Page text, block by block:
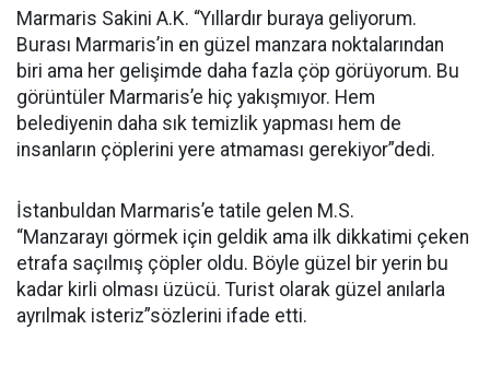
Marmaris Sakini A.K. “Yıllardır buraya geliyorum.
Burası Marmaris’in en güzel manzara noktalarından
biri ama her gelişimde daha fazla çöp görüyorum. Bu
görüntüler Marmaris’e hiç yakışmıyor. Hem
belediyenin daha sık temizlik yapması hem de
insanların çöplerini yere atmaması gerekiyor”dedi.
İstanbuldan Marmaris’e tatile gelen M.S.
“Manzarayı görmek için geldik ama ilk dikkatimi çeken
etrafa saçılmış çöpler oldu. Böyle güzel bir yerin bu
kadar kirli olması üzücü. Turist olarak güzel anılarla
ayrılmak isteriz”sözlerini ifade etti.